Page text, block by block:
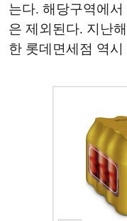
는다. 해당구역에
은 제외된다. 지난
한 롯데면세점 역